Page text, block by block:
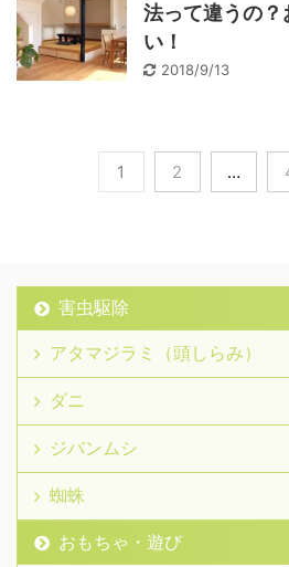
法って違うの？
い！
2018/9/13
1 2 …
害虫駆除
アタマジラミ（頭しらみ）
ダニ
ジバンムシ
蜘蛛
おもちゃ・遊び